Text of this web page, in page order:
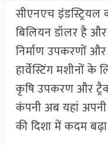
सीएनएच
बिलियन डॉलर है और
निर्माण उपकरणों और
हार्वेस्टिंग मशीनों के
कृषि उपकरण और
कंपनी अब यहां
की दिशा में कदम बढ़ा